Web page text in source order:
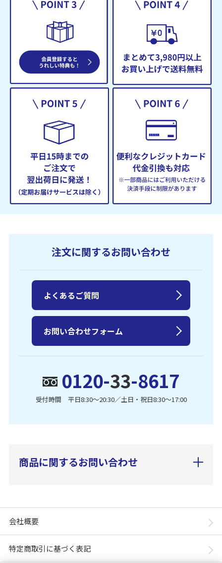
注文に関するお問い合わせ
0120-33-8617
受付時間 平日8:30〜20:30／土日・祝日8:30〜17:00
よくあるご質問
お問い合わせフォーム
商品に関するお問い合わせ
会社概要
特定商取引に基づく表記